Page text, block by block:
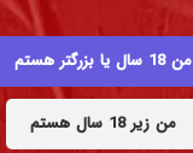
من 18 سال یا بزرگتر هستم
من زیر 18 سال هستم